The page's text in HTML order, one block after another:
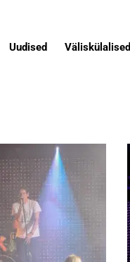
Uudised Väliskülalised